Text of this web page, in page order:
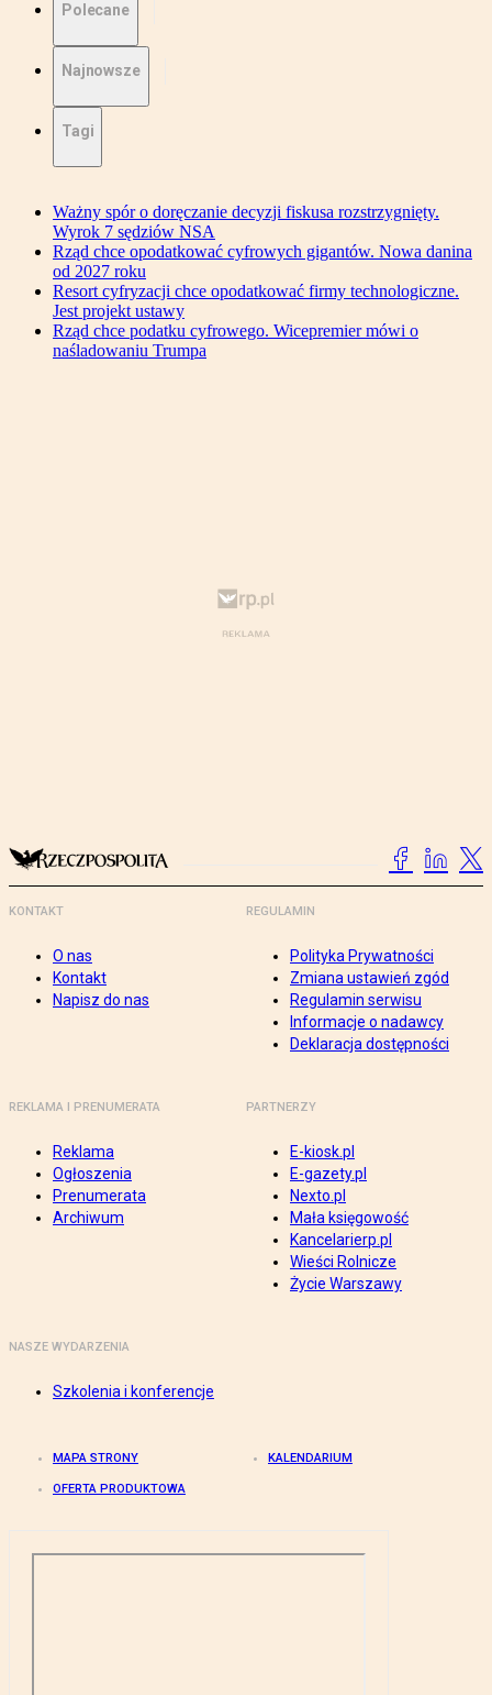
Polecane
Najnowsze
Tagi
Ważny spór o doręczanie decyzji fiskusa rozstrzygnięty.
Wyrok 7 sędziów NSA
Rząd chce opodatkować cyfrowych gigantów. Nowa danina
od 2027 roku
Resort cyfryzacji chce opodatkować firmy technologiczne.
Jest projekt ustawy
Rząd chce podatku cyfrowego. Wicepremier mówi o
naśladowaniu Trumpa
KONTAKT
O nas
Kontakt
Napisz do nas
REGULAMIN
Polityka Prywatności
Zmiana ustawień zgód
Regulamin serwisu
Informacje o nadawcy
Deklaracja dostępności
REKLAMA I PRENUMERATA
Reklama
Ogłoszenia
Prenumerata
Archiwum
PARTNERZY
E-kiosk.pl
E-gazety.pl
Nexto.pl
Mała księgowość
Kancelarierp.pl
Wieści Rolnicze
Życie Warszawy
NASZE WYDARZENIA
Szkolenia i konferencje
MAPA STRONY KALENDARIUM
OFERTA PRODUKTOWA